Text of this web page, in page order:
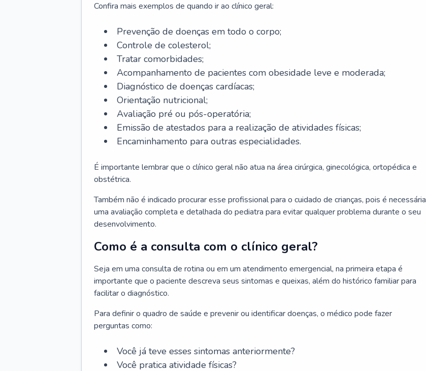
Confira mais exemplos de quando ir ao clínico geral:
Prevenção de doenças em todo o corpo;
Controle de colesterol;
Tratar comorbidades;
Acompanhamento de pacientes com obesidade leve e moderada;
Diagnóstico de doenças cardíacas;
Orientação nutricional;
Avaliação pré ou pós-operatória;
Emissão de atestados para a realização de atividades físicas;
Encaminhamento para outras especialidades.
É importante lembrar que o clínico geral não atua na área cirúrgica, ginecológica, ortopédica e
obstétrica.
Também não é indicado procurar esse profissional para o cuidado de crianças, pois é necessária
uma avaliação completa e detalhada do pediatra para evitar qualquer problema durante o seu
desenvolvimento.
Como é a consulta com o clínico geral?
Seja em uma consulta de rotina ou em um atendimento emergencial, na primeira etapa é
importante que o paciente descreva seus sintomas e queixas, além do histórico familiar para
facilitar o diagnóstico.
Para definir o quadro de saúde e prevenir ou identificar doenças, o médico pode fazer
perguntas como:
Você já teve esses sintomas anteriormente?
Você pratica atividade físicas?